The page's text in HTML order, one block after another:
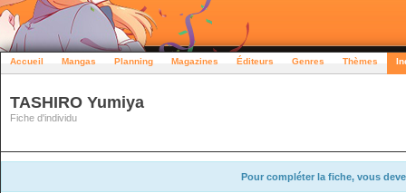
Accueil Mangas Planning Magazines Éditeurs Genres Thèmes
TASHIRO Yumiya
Fiche d'individu
Pour compléter la fiche, vous